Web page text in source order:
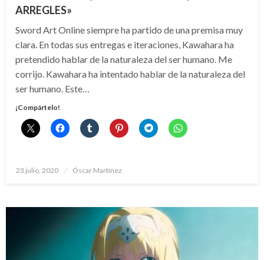
ARREGLES»
Sword Art Online siempre ha partido de una premisa muy
clara. En todas sus entregas e iteraciones, Kawahara ha
pretendido hablar de la naturaleza del ser humano. Me
corrijo. Kawahara ha intentado hablar de la naturaleza del
ser humano. Este…
¡Compártelo!
Publicado
23 julio, 2020 Óscar Martínez